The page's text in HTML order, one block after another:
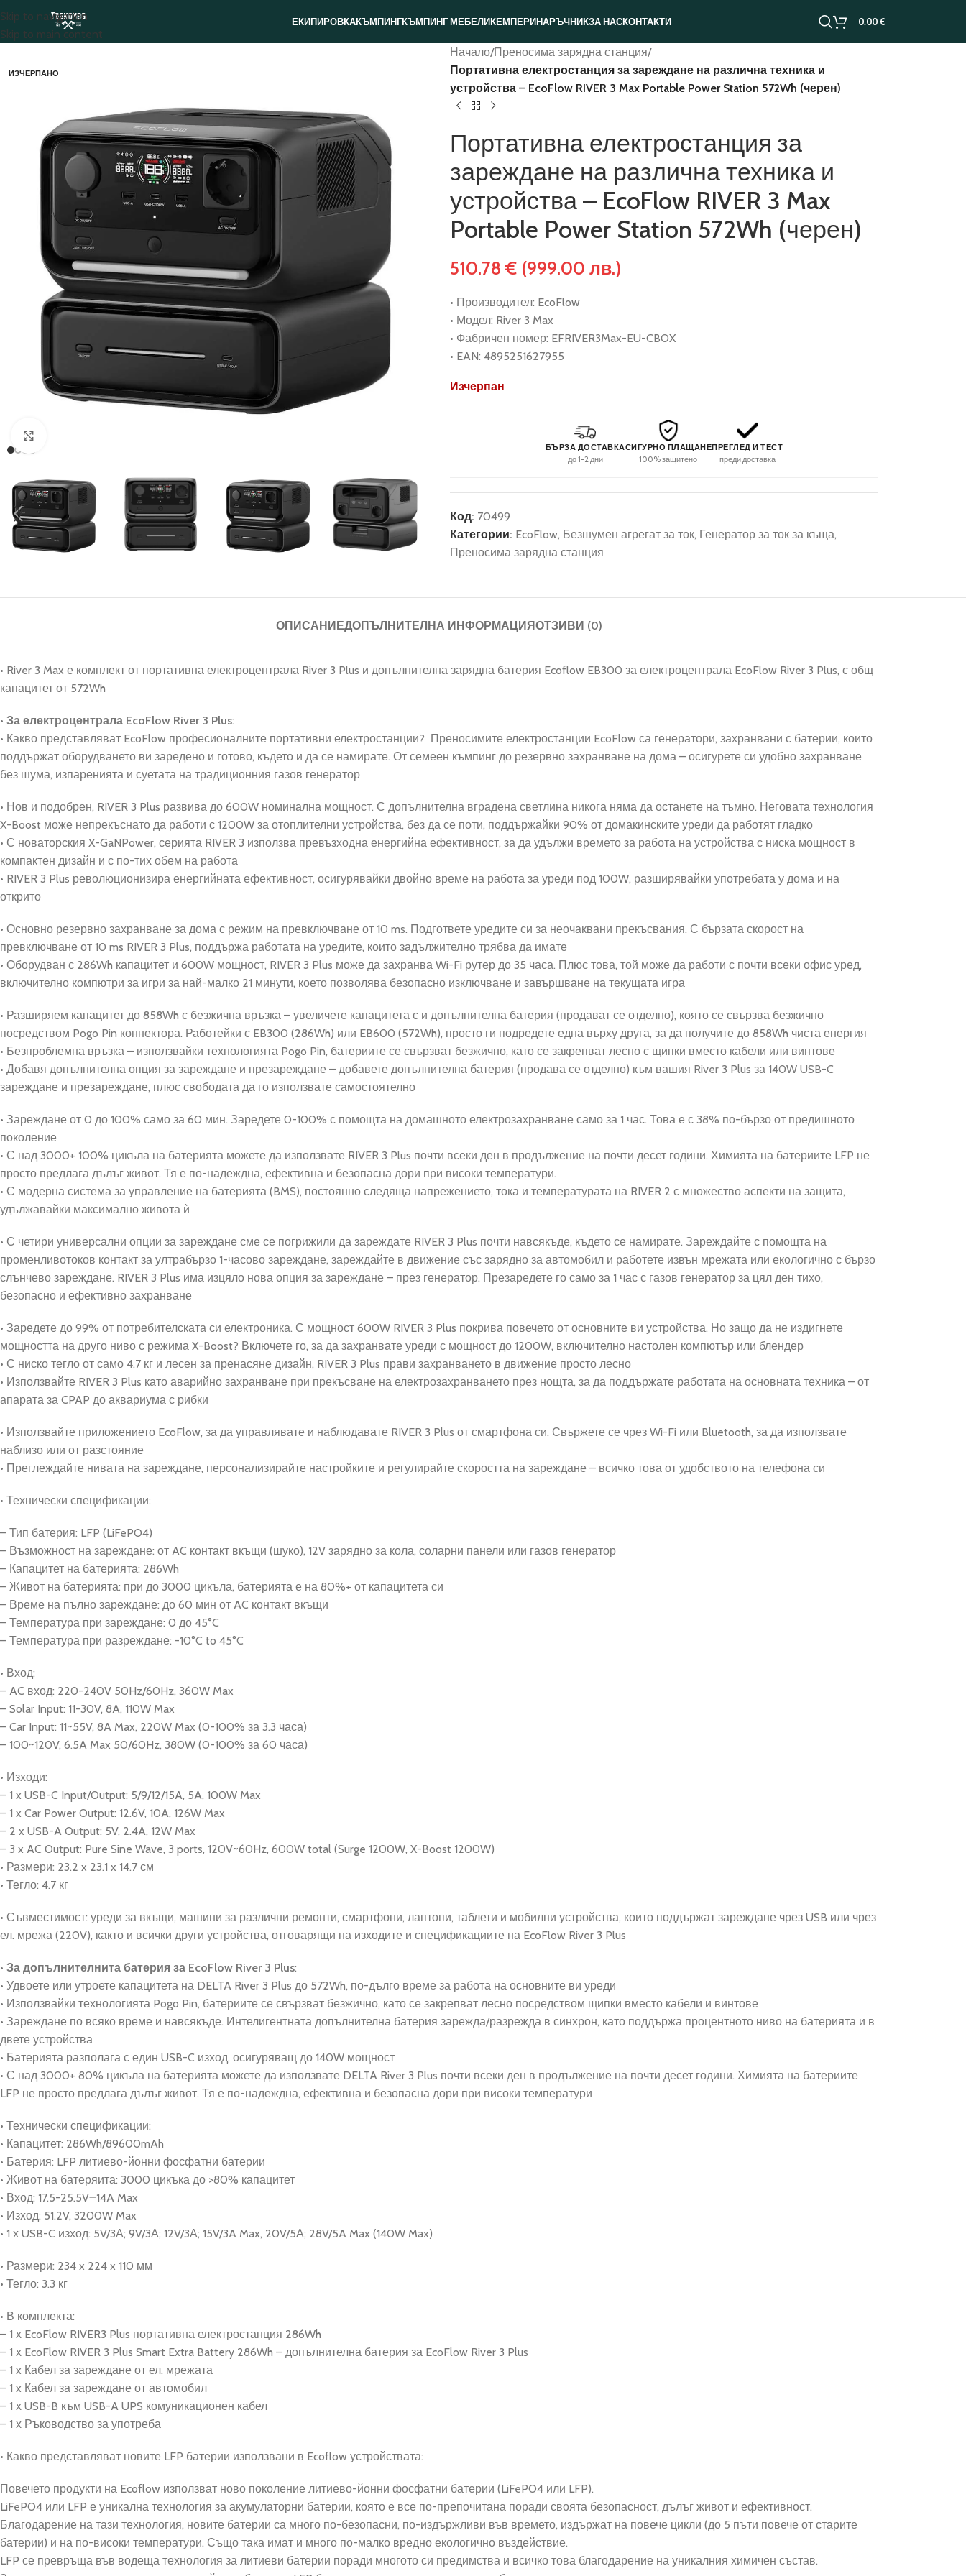
Skip to navigation
Skip to main content
ЕКИПИРОВКАКЪМПИНГКЪМПИНГ МЕБЕЛИКЕМПЕРИНАРЪЧНИКЗА НАСКОНТАКТИ 0.00€
ИЗЧЕРПАНО
Начало/Преносима зарядна станция/
Портативна електростанция за зареждане на различна техника и
устройства – EcoFlow RIVER 3 Max Portable Power Station 572Wh (черен)
Портативна електростанция за
зареждане на различна техника и
устройства – EcoFlow RIVER 3 Max
Portable Power Station 572Wh (черен)
510.78 € (999.00 лв.)
• Производител: EcoFlow
• Модел: River 3 Max
• Фабричен номер: EFRIVER3Max-EU-CBOX
• EAN: 4895251627955
Изчерпан
БЪРЗА ДОСТАВКА
до 1-2 дни
СИГУРНО ПЛАЩАНЕ
100% защитено
ПРЕГЛЕД И ТЕСТ
преди доставка
Код: 70499
Категории: EcoFlow, Безшумен агрегат за ток, Генератор за ток за къща,
Преносима зарядна станция
ОПИСАНИЕДОПЪЛНИТЕЛНА ИНФОРМАЦИЯОТЗИВИ (0)
• River 3 Max е комплект от портативна електроцентрала River 3 Plus и допълнителна зарядна батерия Ecoflow EB300 за електроцентрала EcoFlow River 3 Plus, с общ
капацитет от 572Wh
• За електроцентрала EcoFlow River 3 Plus:
• Какво представляват EcoFlow професионалните портативни електростанции? Преносимите електростанции EcoFlow са генератори, захранвани с батерии, които
поддържат оборудването ви заредено и готово, където и да се намирате. От семеен къмпинг до резервно захранване на дома – осигурете си удобно захранване
без шума, изпаренията и суетата на традиционния газов генератор
• Нов и подобрен, RIVER 3 Plus развива до 600W номинална мощност. С допълнителна вградена светлина никога няма да останете на тъмно. Неговата технология
X-Boost може непрекъснато да работи с 1200W за отоплителни устройства, без да се поти, поддържайки 90% от домакинските уреди да работят гладко
• С новаторския X-GaNPower, серията RIVER 3 използва превъзходна енергийна ефективност, за да удължи времето за работа на устройства с ниска мощност в
компактен дизайн и с по-тих обем на работа
• RIVER 3 Plus революционизира енергийната ефективност, осигурявайки двойно време на работа за уреди под 100W, разширявайки употребата у дома и на
открито
• Основно резервно захранване за дома с режим на превключване от 10 ms. Подгответе уредите си за неочаквани прекъсвания. С бързата скорост на
превключване от 10 ms RIVER 3 Plus, поддържа работата на уредите, които задължително трябва да имате
• Оборудван с 286Wh капацитет и 600W мощност, RIVER 3 Plus може да захранва Wi-Fi рутер до 35 часа. Плюс това, той може да работи с почти всеки офис уред,
включително компютри за игри за най-малко 21 минути, което позволява безопасно изключване и завършване на текущата игра
• Разширяем капацитет до 858Wh с безжична връзка – увеличете капацитета с и допълнителна батерия (продават се отделно), която се свързва безжично
посредством Pogo Pin коннектора. Работейки с EB300 (286Wh) или EB600 (572Wh), просто ги подредете една върху друга, за да получите до 858Wh чиста енергия
• Безпроблемна връзка – използвайки технологията Pogo Pin, батериите се свързват безжично, като се закрепват лесно с щипки вместо кабели или винтове
• Добавя допълнителна опция за зареждане и презареждане – добавете допълнителна батерия (продава се отделно) към вашия River 3 Plus за 140W USB-C
зареждане и презареждане, плюс свободата да го използвате самостоятелно
• Зареждане от 0 до 100% само за 60 мин. Заредете 0-100% с помощта на домашното електрозахранване само за 1 час. Това е с 38% по-бързо от предишното
поколение
• С над 3000+ 100% цикъла на батерията можете да използвате RIVER 3 Plus почти всеки ден в продължение на почти десет години. Химията на батериите LFP не
просто предлага дълъг живот. Тя е по-надеждна, ефективна и безопасна дори при високи температури.
• С модерна система за управление на батерията (BMS), постоянно следяща напрежението, тока и температурата на RIVER 2 с множество аспекти на защита,
удължавайки максимално живота ѝ
• С четири универсални опции за зареждане сме се погрижили да зареждате RIVER 3 Plus почти навсякъде, където се намирате. Зареждайте с помощта на
променливотоков контакт за ултрабързо 1-часово зареждане, зареждайте в движение със зарядно за автомобил и работете извън мрежата или екологично с бързо
слънчево зареждане. RIVER 3 Plus има изцяло нова опция за зареждане – през генератор. Презаредете го само за 1 час с газов генератор за цял ден тихо,
безопасно и ефективно захранване
• Заредете до 99% от потребителската си електроника. С мощност 600W RIVER 3 Plus покрива повечето от основните ви устройства. Но защо да не издигнете
мощността на друго ниво с режима X-Boost? Включете го, за да захранвате уреди с мощност до 1200W, включително настолен компютър или блендер
• С ниско тегло от само 4.7 кг и лесен за пренасяне дизайн, RIVER 3 Plus прави захранването в движение просто лесно
• Използвайте RIVER 3 Plus като аварийно захранване при прекъсване на електрозахранването през нощта, за да поддържате работата на основната техника – от
апарата за CPAP до аквариума с рибки
• Използвайте приложението EcoFlow, за да управлявате и наблюдавате RIVER 3 Plus от смартфона си. Свържете се чрез Wi-Fi или Bluetooth, за да използвате
наблизо или от разстояние
• Преглеждайте нивата на зареждане, персонализирайте настройките и регулирайте скоростта на зареждане – всичко това от удобството на телефона си
• Технически спецификации:
– Тип батерия: LFP (LiFePO4)
– Възможност на зареждане: от AC контакт вкъщи (шуко), 12V зарядно за кола, соларни панели или газов генератор
– Капацитет на батерията: 286Wh
– Живот на батерията: при до 3000 цикъла, батерията е на 80%+ от капацитета си
– Време на пълно зареждане: до 60 мин от AC контакт вкъщи
– Температура при зареждане: 0 до 45°C
– Температура при разреждане: -10°C to 45°C
• Вход:
– AC вход: 220-240V 50Hz/60Hz, 360W Max
– Solar Input: 11-30V, 8A, 110W Max
– Car Input: 11~55V, 8A Max, 220W Max (0-100% за 3.3 часа)
– 100~120V, 6.5A Max 50/60Hz, 380W (0-100% за 60 часа)
• Изходи:
– 1 x USB-C Input/Output: 5/9/12/15A, 5A, 100W Max
– 1 x Car Power Output: 12.6V, 10A, 126W Max
– 2 x USB-A Output: 5V, 2.4A, 12W Max
– 3 x AC Output: Pure Sine Wave, 3 ports, 120V~60Hz, 600W total (Surge 1200W, X-Boost 1200W)
• Размери: 23.2 x 23.1 x 14.7 см
• Тегло: 4.7 кг
• Съвместимост: уреди за вкъщи, машини за различни ремонти, смартфони, лаптопи, таблети и мобилни устройства, които поддържат зареждане чрез USB или чрез
ел. мрежа (220V), както и всички други устройства, отговарящи на изходите и спецификациите на EcoFlow River 3 Plus
• За допълнителнита батерия за EcoFlow River 3 Plus:
• Удвоете или утроете капацитета на DELTA River 3 Plus до 572Wh, по-дълго време за работа на основните ви уреди
• Използвайки технологията Pogo Pin, батериите се свързват безжично, като се закрепват лесно посредством щипки вместо кабели и винтове
• Зареждане по всяко време и навсякъде. Интелигентната допълнителна батерия зарежда/разрежда в синхрон, като поддържа процентното ниво на батерията и в
двете устройства
• Батерията разполага с един USB-C изход, осигуряващ до 140W мощност
• С над 3000+ 80% цикъла на батерията можете да използвате DELTA River 3 Plus почти всеки ден в продължение на почти десет години. Химията на батериите
LFP не просто предлага дълъг живот. Тя е по-надеждна, ефективна и безопасна дори при високи температури
• Технически спецификации:
• Капацитет: 286Wh/89600mAh
• Батерия: LFP литиево-йонни фосфатни батерии
• Живот на батеряита: 3000 цикъка до >80% капацитет
• Вход: 17.5-25.5V⎓14A Max
• Изход: 51.2V, 3200W Max
• 1 х USB-C изход: 5V/3А; 9V/3А; 12V/3А; 15V/3A Max, 20V/5А; 28V/5A Max (140W Max)
• Размери: 234 x 224 x 110 мм
• Тегло: 3.3 кг
• В комплекта:
– 1 х EcoFlow RIVER3 Plus портативна електростанция 286Wh
– 1 х EcoFlow RIVER 3 Plus Smart Extra Battery 286Wh – допълнителна батерия за EcoFlow River 3 Plus
– 1 x Кабел за зареждане от ел. мрежата
– 1 x Кабел за зареждане от автомобил
– 1 х USB-B към USB-A UPS комуникационен кабел
– 1 х Ръководство за употреба
• Какво представляват новите LFP батерии използвани в Ecoflow устройствата:
Повечето продукти на Ecoflow използват ново поколение литиево-йонни фосфатни батерии (LiFePO4 или LFP).
LiFePO4 или LFP е уникална технология за акумулаторни батерии, която е все по-препочитана поради своята безопасност, дълъг живот и ефективност.
Благодарение на тази технология, новите батерии са много по-безопасни, по-издържливи във времето, издържат на повече цикли (до 5 пъти повече от старите
батерии) и на по-високи температури. Също така имат и много по-малко вредно екологично въздействие.
LFP се превръща във водеща технология за литиеви батерии поради многото си предимства и всичко това благодарение на уникалния химичен състав.